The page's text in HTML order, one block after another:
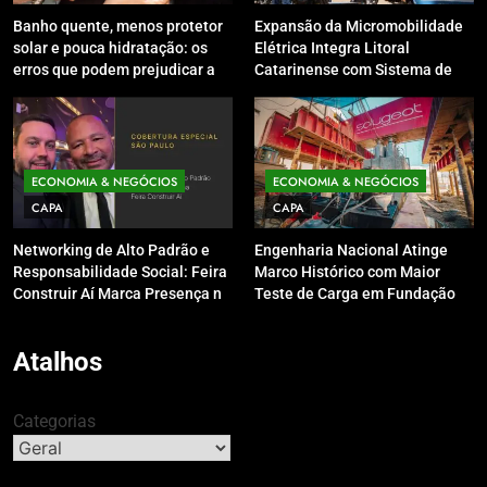
Banho quente, menos protetor
solar e pouca hidratação: os
erros que podem prejudicar a
inverno
Expansão da Micromobilidade
Elétrica Integra Litoral
Catarinense com Sistema de
ECONOMIA & NEGÓCIOS
CAPA
Networking de Alto Padrão e
Responsabilidade Social: Feira
Construir Aí Marca Presença no
ECONOMIA & NEGÓCIOS
CAPA
Engenharia Nacional Atinge
Marco Histórico com Maior
Teste de Carga em Fundação
Atalhos
Categorias